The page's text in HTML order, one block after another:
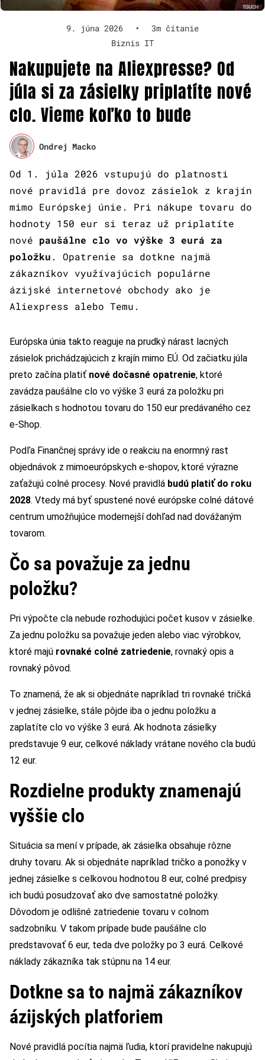
9. júna 2026 •
3m čítanie
Biznis IT
Nakupujete na Aliexpresse? Od
júla si za zásielky priplatíte nové
clo. Vieme koľko to bude
Ondrej Macko
Od 1. júla 2026 vstupujú do platnosti
nové pravidlá pre dovoz zásielok z krajín
mimo Európskej únie. Pri nákupe tovaru do
hodnoty 150 eur si teraz už priplatíte
nové paušálne clo vo výške 3 eurá za
položku . Opatrenie sa dotkne najmä
zákazníkov využívajúcich populárne
ázijské internetové obchody ako je
Aliexpress alebo Temu.
Európska únia takto reaguje na prudký nárast lacných
zásielok prichádzajúcich z krajín mimo EÚ. Od začiatku júla
preto začína platiť nové dočasné opatrenie, ktoré
zavádza paušálne clo vo výške 3 eurá za položku pri
zásielkach s hodnotou tovaru do 150 eur predávaného cez
e-Shop.
Podľa Finančnej správy ide o reakciu na enormný rast
objednávok z mimoeurópskych e-shopov, ktoré výrazne
zaťažujú colné procesy. Nové pravidlá budú platiť do roku
2028. Vtedy má byť spustené nové európske colné dátové
centrum umožňujúce modernejší dohľad nad dovážaným
tovarom.
Čo sa považuje za jednu
položku?
Pri výpočte cla nebude rozhodujúci počet kusov v zásielke.
Za jednu položku sa považuje jeden alebo viac výrobkov,
ktoré majú rovnaké colné zatriedenie, rovnaký opis a
rovnaký pôvod.
To znamená, že ak si objednáte napríklad tri rovnaké tričká
v jednej zásielke, stále pôjde iba o jednu položku a
zaplatíte clo vo výške 3 eurá. Ak hodnota zásielky
predstavuje 9 eur, celkové náklady vrátane nového cla budú
12 eur.
Rozdielne produkty znamenajú
vyššie clo
Situácia sa mení v prípade, ak zásielka obsahuje rôzne
druhy tovaru. Ak si objednáte napríklad tričko a ponožky v
jednej zásielke s celkovou hodnotou 8 eur, colné predpisy
ich budú posudzovať ako dve samostatné položky.
Dôvodom je odlišné zatriedenie tovaru v colnom
sadzobníku. V takom prípade bude paušálne clo
predstavovať 6 eur, teda dve položky po 3 eurá. Celkové
náklady zákazníka tak stúpnu na 14 eur.
Dotkne sa to najmä zákazníkov
ázijských platforiem
Nové pravidlá pocítia najmä ľudia, ktorí pravidelne nakupujú